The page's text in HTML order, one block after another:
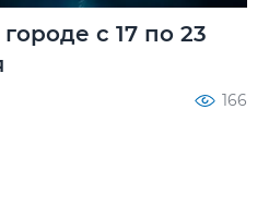
с 17 по 23
166